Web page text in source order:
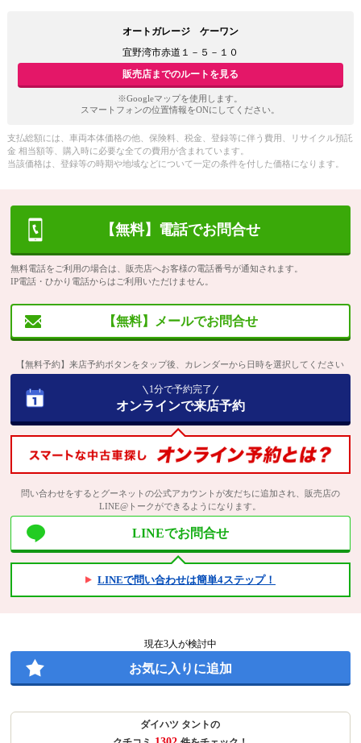
オートガレージ ケーワン
宜野湾市赤道１－５－１０
販売店までのルートを見る
※Googleマップを使用します。
スマートフォンの位置情報をONにしてください。
支払総額には、車両本体価格の他、保険料、税金、登録等に伴う費用、リサイクル預託
金 相当額等、購入時に必要な全ての費用が含まれています。
当該価格は、登録等の時期や地域などについて一定の条件を付した価格になります。
【無料】電話でお問合せ
無料電話をご利用の場合は、販売店へお客様の電話番号が通知されます。
IP電話・ひかり電話からはご利用いただけません。
【無料】メールでお問合せ
【無料予約】来店予約ボタンをタップ後、カレンダーから日時を選択してください
1分で予約完了
オンラインで来店予約
問い合わせをするとグーネットの公式アカウントが友だちに追加され、販売店の
LINE@トークができるようになります。
LINEでお問合せ
LINEで問い合わせは簡単4ステップ！
現在3人が検討中
お気に入りに追加
ダイハツ タントの